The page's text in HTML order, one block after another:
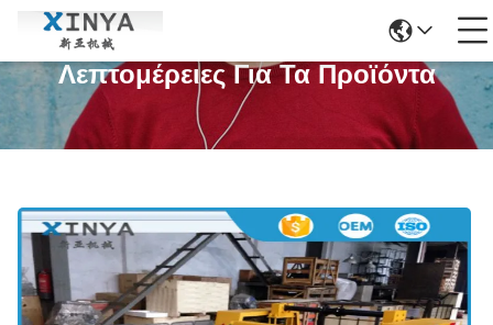
Λεπτομέρειες Για Τα Προϊόντα